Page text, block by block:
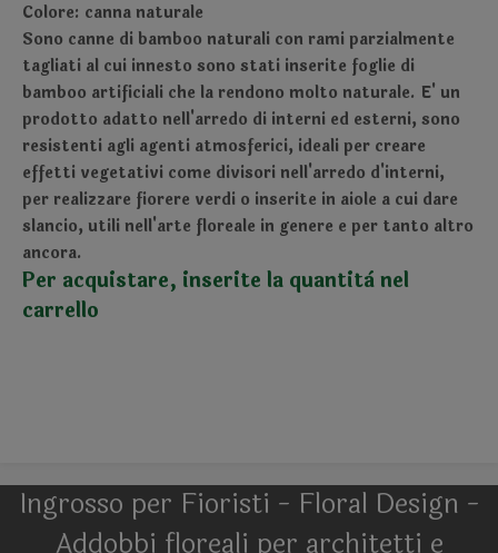
Colore: canna naturale
Sono canne di bamboo naturali con rami parzialmente
tagliati al cui innesto sono stati inserite foglie di
bamboo artificiali che la rendono molto naturale. E' un
prodotto adatto nell'arredo di interni ed esterni, sono
resistenti agli agenti atmosferici, ideali per creare
effetti vegetativi come divisori nell'arredo d'interni,
per realizzare fiorere verdi o inserite in aiole a cui dare
slancio, utili nell'arte floreale in genere e per tanto altro
ancora.
Per acquistare, inserite la quantità nel
carrello
Ingrosso per Fioristi - Floral Design -
Addobbi floreali per architetti e